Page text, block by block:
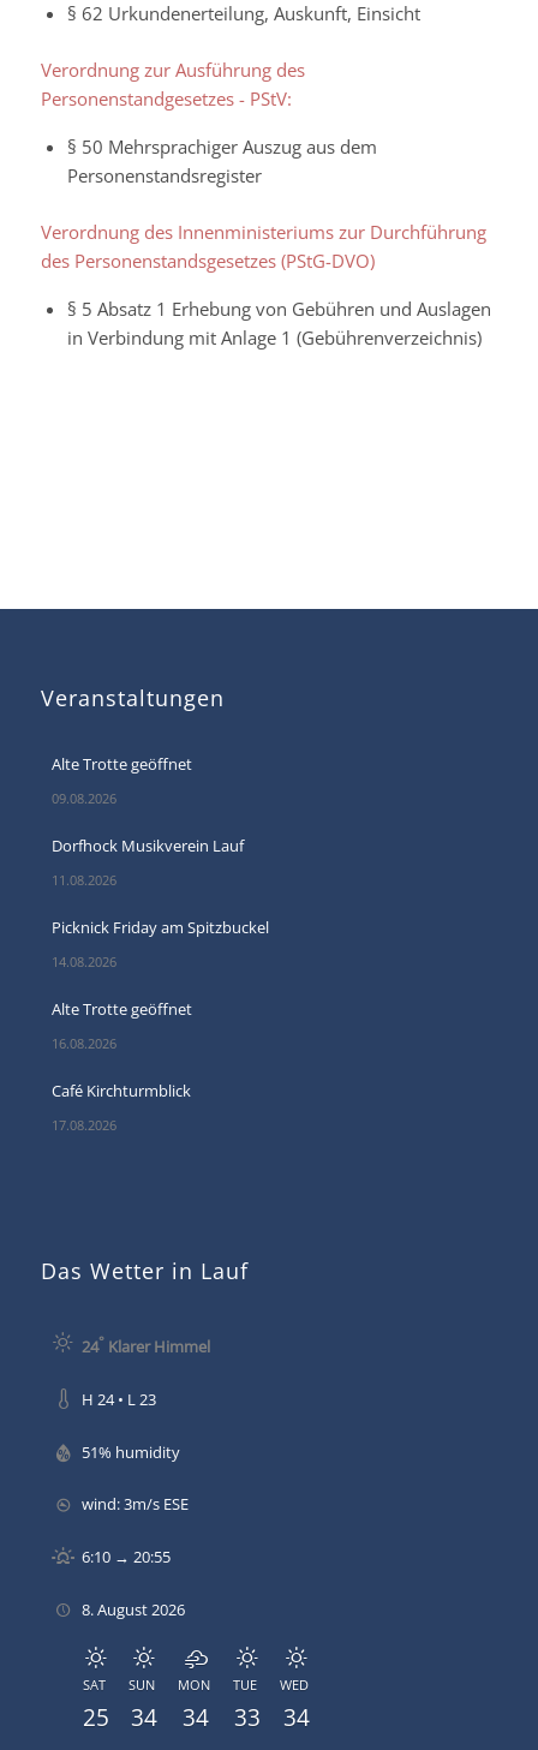
§ 62 Urkundenerteilung, Auskunft, Einsicht
Verordnung zur Ausführung des
Personenstandgesetzes - PStV:
§ 50 Mehrsprachiger Auszug aus dem
Personenstandsregister
Verordnung des Innenministeriums zur Durchführung
des Personenstandsgesetzes (PStG-DVO)
§ 5 Absatz 1 Erhebung von Gebühren und Auslagen
in Verbindung mit Anlage 1 (Gebührenverzeichnis)
Veranstaltungen
Alte Trotte geöffnet
09.08.2026
Dorfhock Musikverein Lauf
11.08.2026
Picknick Friday am Spitzbuckel
14.08.2026
Alte Trotte geöffnet
16.08.2026
Café Kirchturmblick
17.08.2026
Das Wetter in Lauf
24° Klarer Himmel
H 24 • L 23
51% humidity
wind: 3m/s ESE
6:10 → 20:55
8. August 2026
SAT
25
SUN
34
MON
34
TUE
33
WED
34